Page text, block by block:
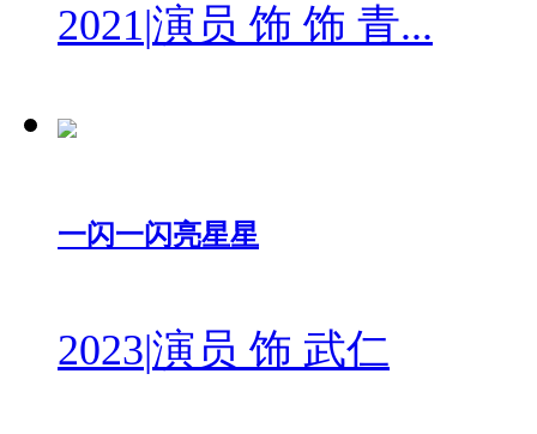
2021|演员 饰 饰 青...
一闪一闪亮星星
2023|演员 饰 武仁